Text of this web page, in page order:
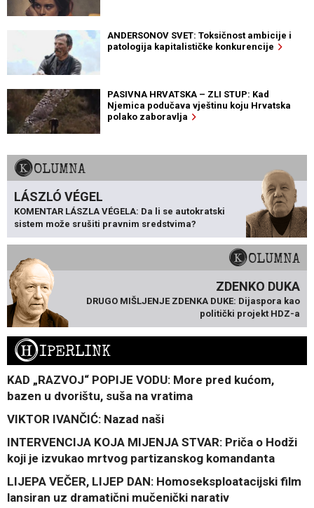
ANDERSONOV SVET: Toksičnost ambicije i
patologija kapitalističke konkurencije
PASIVNA HRVATSKA – ZLI STUP: Kad
Njemica podučava vještinu koju Hrvatska
polako zaboravlja
KOLUMNA
LÁSZLÓ VÉGEL
KOMENTAR LÁSZLA VÉGELA: Da li se autokratski
sistem može srušiti pravnim sredstvima?
KOLUMNA
ZDENKO DUKA
DRUGO MIŠLJENJE ZDENKA DUKE: Dijaspora kao
politički projekt HDZ-a
HIPERLINK
KAD „RAZVOJ“ POPIJE VODU: More pred kućom,
bazen u dvorištu, suša na vratima
VIKTOR IVANČIĆ: Nazad naši
INTERVENCIJA KOJA MIJENJA STVAR: Priča o Hodži
koji je izvukao mrtvog partizanskog komandanta
LIJEPA VEČER, LIJEP DAN: Homoseksploatacijski film
lansiran uz dramatični mučenički narativ